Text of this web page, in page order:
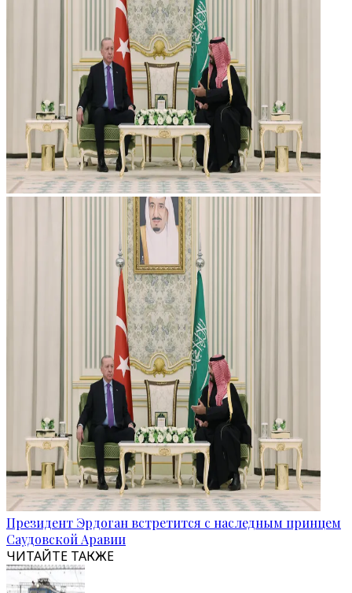
Президент Эрдоган встретится с наследным принцем
Саудовской Аравии
ЧИТАЙТЕ ТАКЖЕ